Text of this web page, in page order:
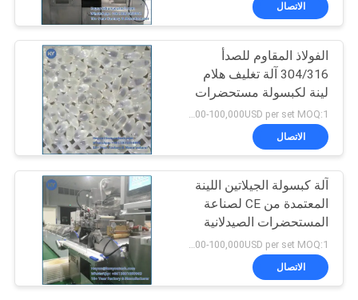
الاتصال
الفولاذ المقاوم للصدأ
304/316 آلة تغليف هلام
لينة لكبسولة مستحضرات
التجميل
35000-100,000USD per set MOQ:1 مجموعة
الاتصال
آلة كبسولة الجيلاتين اللينة
المعتمدة من CE لصناعة
المستحضرات الصيدلانية
35000-100,000USD per set MOQ:1 مجموعة
الاتصال